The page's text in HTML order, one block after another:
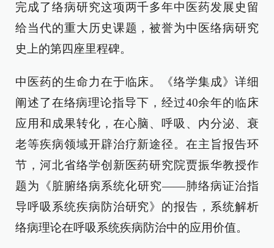
完成了络病研究这项两千多年中医药发展史留
给当代的重大历史课题，被誉为中医络病研究
史上的第四座里程碑。
中医药的生命力在于临床。《络学集成》详细
阐述了在络病理论指导下，经过40余年的临床
应用和成果转化，在心脑、呼吸、内分泌、衰
老等疾病领域开辟治疗新途径。在主旨报告环
节，河北省络学创新医药研究院贾振华教授作
题为《脏腑络病系统化研究——肺络病证治指
导呼吸系统疾病防治研究》的报告，系统解析
络病理论在呼吸系统疾病防治中的应用价值。